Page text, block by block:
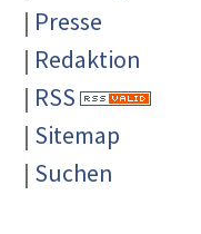
| Presse
| Redaktion
| RSS
| Sitemap
| Suchen